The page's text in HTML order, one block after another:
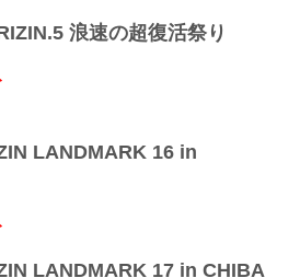
浪速の超復活祭り
LANDMARK 16 in
LANDMARK 17 in CHIBA